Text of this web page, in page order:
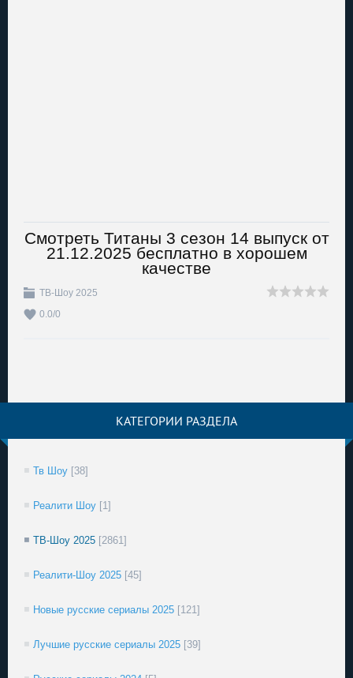
Смотреть Титаны 3 сезон 14 выпуск от
21.12.2025 бесплатно в хорошем
качестве
ТВ-Шоу 2025
0.0/0
КАТЕГОРИИ РАЗДЕЛА
Тв Шоу [38]
Реалити Шоу [1]
ТВ-Шоу 2025 [2861]
Реалити-Шоу 2025 [45]
Новые русские сериалы 2025 [121]
Лучшие русские сериалы 2025 [39]